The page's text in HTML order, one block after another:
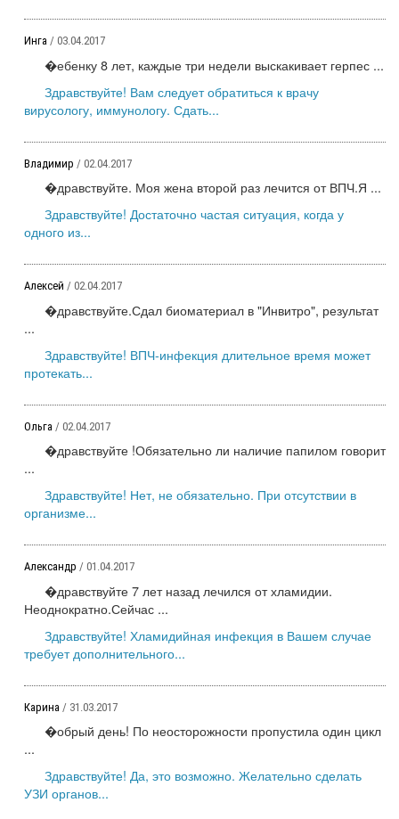
Инга / 03.04.2017
�ебенку 8 лет, каждые три недели выскакивает герпес ...
Здравствуйте! Вам следует обратиться к врачу
вирусологу, иммунологу. Сдать...
Владимир / 02.04.2017
�дравствуйте. Моя жена второй раз лечится от ВПЧ.Я ...
Здравствуйте! Достаточно частая ситуация, когда у
одного из...
Алексей / 02.04.2017
�дравствуйте.Сдал биоматериал в "Инвитро", результат
...
Здравствуйте! ВПЧ-инфекция длительное время может
протекать...
Ольга / 02.04.2017
�дравствуйте !Обязательно ли наличие папилом говорит
...
Здравствуйте! Нет, не обязательно. При отсутствии в
организме...
Александр / 01.04.2017
�дравствуйте 7 лет назад лечился от хламидии.
Неоднократно.Сейчас ...
Здравствуйте! Хламидийная инфекция в Вашем случае
требует дополнительного...
Карина / 31.03.2017
�обрый день! По неосторожности пропустила один цикл
...
Здравствуйте! Да, это возможно. Желательно сделать
УЗИ органов...